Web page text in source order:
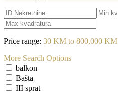
Price range: 30 KM to 800,000 KM
More Search Options
balkon
Bašta
III sprat